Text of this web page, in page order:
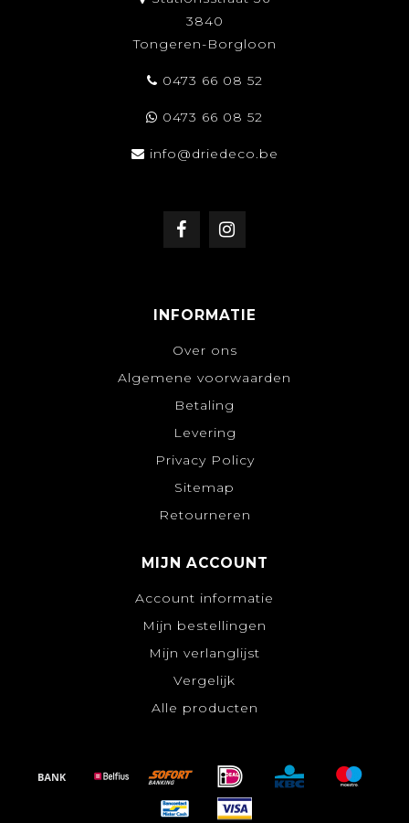
3840
Tongeren-Borgloon
0473 66 08 52
0473 66 08 52
info@driedeco.be
INFORMATIE
Over ons
Algemene voorwaarden
Betaling
Levering
Privacy Policy
Sitemap
Retourneren
MIJN ACCOUNT
Account informatie
Mijn bestellingen
Mijn verlanglijst
Vergelijk
Alle producten